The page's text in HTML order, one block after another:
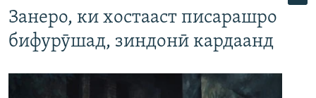
Занеро, ки хостааст писарашро
бифурӯшад, зиндонӣ кардаанд